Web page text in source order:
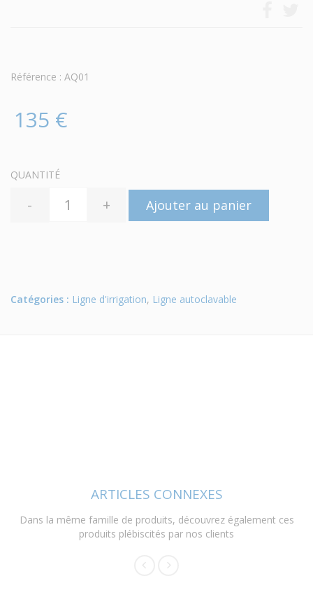
Référence : AQ01
135 €
QUANTITÉ
- + Ajouter au panier
Catégories : Ligne d'irrigation, Ligne autoclavable
ARTICLES CONNEXES
Dans la même famille de produits, découvrez également ces
produits plébiscités par nos clients